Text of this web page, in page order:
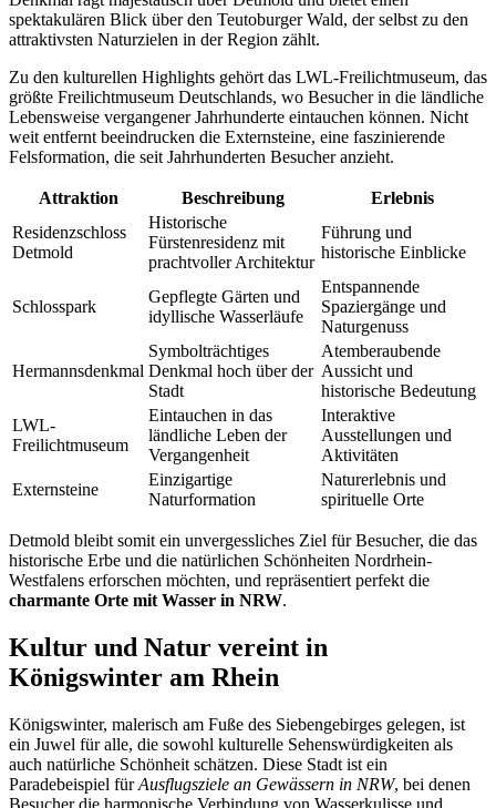
spektakulären Blick über den Teutoburger Wald, der selbst zu den
attraktivsten Naturzielen in der Region zählt.
Zu den kulturellen Highlights gehört das LWL-Freilichtmuseum, das
größte Freilichtmuseum Deutschlands, wo Besucher in die ländliche
Lebensweise vergangener Jahrhunderte eintauchen können. Nicht
weit entfernt beeindrucken die Externsteine, eine faszinierende
Felsformation, die seit Jahrhunderten Besucher anzieht.
Attraktion Beschreibung
Erlebnis
Residenzschloss
Detmold
Historische
Fürstenresidenz mit
prachtvoller Architektur
Führung und
historische Einblicke
Schlosspark
Gepflegte Gärten und
idyllische Wasserläufe
Entspannende
Spaziergänge und
Naturgenuss
Hermannsdenkmal
Symbolträchtiges
Denkmal hoch über der
Stadt
Atemberaubende
Aussicht und
historische Bedeutung
LWL-
Freilichtmuseum
Eintauchen in das
ländliche Leben der
Vergangenheit
Interaktive
Ausstellungen und
Aktivitäten
Externsteine
Einzigartige
Naturformation
Naturerlebnis und
spirituelle Orte
Detmold bleibt somit ein unvergessliches Ziel für Besucher, die das
historische Erbe und die natürlichen Schönheiten Nordrhein-
Westfalens erforschen möchten, und repräsentiert perfekt die
charmante Orte mit Wasser in NRW.
Kultur und Natur vereint in
Königswinter am Rhein
Königswinter, malerisch am Fuße des Siebengebirges gelegen, ist
ein Juwel für alle, die sowohl kulturelle Sehenswürdigkeiten als
auch natürliche Schönheit schätzen. Diese Stadt ist ein
Paradebeispiel fürAusflugsziele an Gewässern in NRW, bei denen
Besucher die harmonische Verbindung von Wasserkulisse und